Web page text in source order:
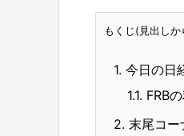
もくじ(見出し
1. 今日の日
1.1. FRB
2. 末尾コー